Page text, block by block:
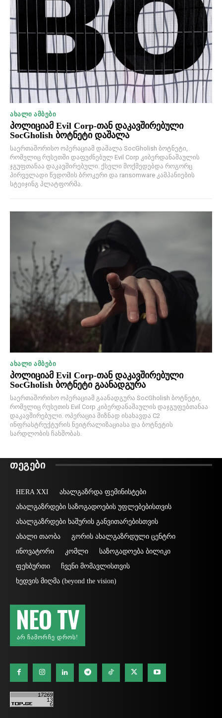
ᲐᲮᲐᲚᲘ ᲐᲛᲑᲔᲑᲘ
პოლიციამ Evil Corp-თან დაკავშირებული
SocGholish ბოტნეტი დაშალა
საერთაშორისო ოპერაციამ დაშალა SocGholish ბოტნეტი,
რომელიც რუსეთში დაფუძნებულ Evil Corp კიბერდანაშაულის
ჯგუფთანაა დაკავშირებული. ქსელი მოქმედებდა როგორც
პირველადი წვდომის ბროკერი და ransomware კამპანიების
სტეიჯინგ პლატფორმა.
ᲐᲮᲐᲚᲘ ᲐᲛᲑᲔᲑᲘ
პოლიციამ Evil Corp-თან დაკავშირებული
SocGholish ბოტნეტი გაანადგურა
საერთაშორისო ოპერაციამ გაანადგურა SocGholish ბოტნეტი,
რომელიც რუსეთის Evil Corp კიბერდანაშაულის დაჯგუფებთანაა
დაკავშირებული. ოპერაცია მიზნად ისახავდა C2
ინფრასტრუქტურის ნეიტრალიზაციასა და ბოტნეტის
სარდლობის ჩახშობას.
ᲗᲔᲒᲔᲑᲘ
HERA XXI
ახალგაზრდა ფემინისტები
ახალგაზრდები საზოგადოების უფლებებისთვის
ახალგაზრდები ხაშურის განვითარებისთვის
ახალი თაობა
გორის ახალგაზრდული ცენტრი
ინოვატორი
კომლი
საზოგადოება ბილიკი
ფეხბურთი
ჩვენი მომავლისთვის
ხედვის მიღმა (beyond the vision)
NEO TV
ᲐᲠ ᲩᲐᲛᲝᲠᲩᲔ ᲓᲠᲝᲡ!